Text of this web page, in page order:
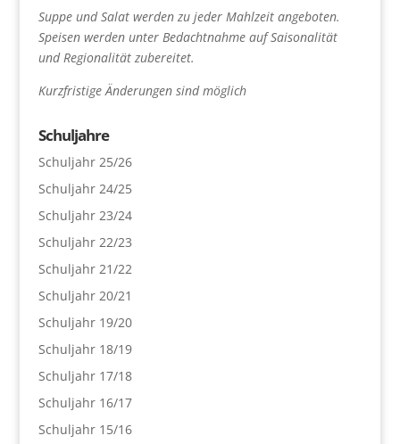
Suppe und Salat werden zu jeder Mahlzeit angeboten.
Speisen werden unter Bedachtnahme auf Saisonalität
und Regionalität zubereitet.
Kurzfristige Änderungen sind möglich
Schuljahre
Schuljahr 25/26
Schuljahr 24/25
Schuljahr 23/24
Schuljahr 22/23
Schuljahr 21/22
Schuljahr 20/21
Schuljahr 19/20
Schuljahr 18/19
Schuljahr 17/18
Schuljahr 16/17
Schuljahr 15/16